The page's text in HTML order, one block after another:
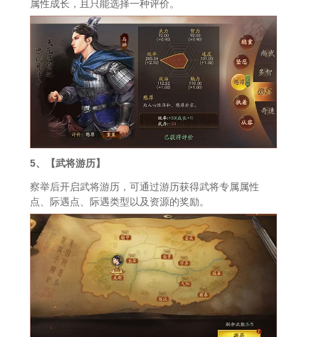
属性成长，且只能选择一种评价。
5、【武将游历】
察举后开启武将游历，可通过游历获得武将专属属性
点、际遇点、际遇类型以及资源的奖励。